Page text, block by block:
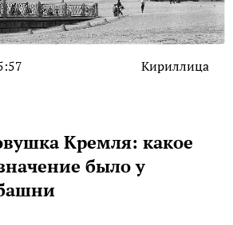
Кириллица
Кремля: какое
было у